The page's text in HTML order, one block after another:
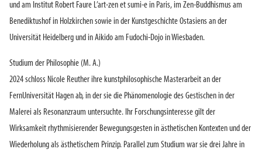
und am Institut Robert Faure L’art-zen et sumi-e in Paris, im Zen-Buddhismus am
Benediktushof in Holzkirchen sowie in der Kunstgeschichte Ostasiens an der
Universität Heidelberg und in Aikido am Fudochi-Dojo in Wiesbaden.
Studium der Philosophie (M. A.)
2024 schloss Nicole Reuther ihre kunstphilosophische Masterarbeit an der
FernUniversität Hagen ab, in der sie die Phänomenologie des Gestischen in der
Malerei als Resonanzraum untersuchte. Ihr Forschungsinteresse gilt der
Wirksamkeit rhythmisierender Bewegungsgesten in ästhetischen Kontexten und der
Wiederholung als ästhetischem Prinzip. Parallel zum Studium war sie drei Jahre in